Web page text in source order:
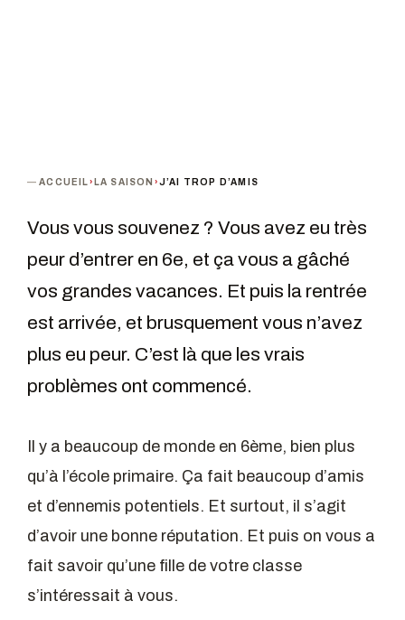
ACCUEIL› LA SAISON ›J’AI TROP D’AMIS
Vous vous souvenez ? Vous avez eu très
peur d’entrer en 6e, et ça vous a gâché
vos grandes vacances. Et puis la rentrée
est arrivée, et brusquement vous n’avez
plus eu peur. C’est là que les vrais
problèmes ont commencé.
Il y a beaucoup de monde en 6ème, bien plus
qu’à l’école primaire. Ça fait beaucoup d’amis
et d’ennemis potentiels. Et surtout, il s’agit
d’avoir une bonne réputation. Et puis on vous a
fait savoir qu’une fille de votre classe
s’intéressait à vous.